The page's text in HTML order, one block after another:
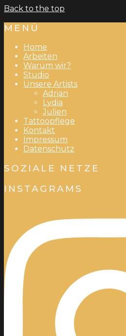
Back to the top
MENÜ
Home
Arbeiten
Warum wir?
Studio
Unsere Artists
Adrian
Lydia
Julien
Tattoopflege
Kontakt
Impressum
Datenschutz
SOZIALE NETZE
INSTAGRAMS